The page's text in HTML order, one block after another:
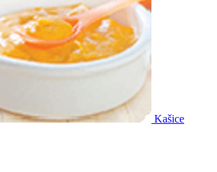
Kašice